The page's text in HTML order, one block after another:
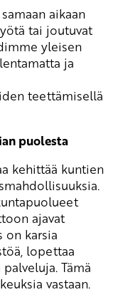
aikaan
tai joutuvat
yleisen
ja
teettämisellä
puolesta
kehittää kuntien
ajavat
on karsia
lopettaa
Tämä
vastaan.